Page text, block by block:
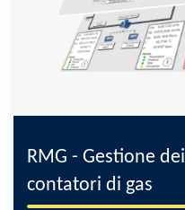
RMG - Gestione dei
contatori di gas